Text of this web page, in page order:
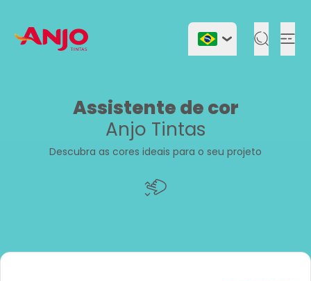
Assistente de cor
Anjo Tintas
Descubra as cores ideais para o seu projeto